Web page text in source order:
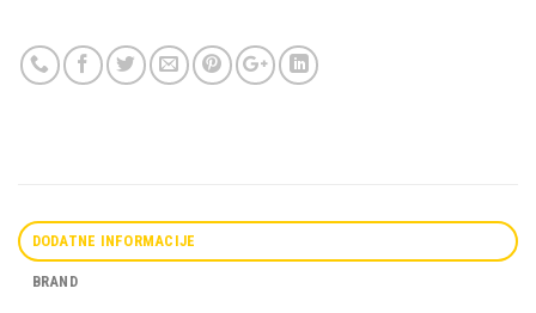
DODATNE INFORMACIJE
BRAND